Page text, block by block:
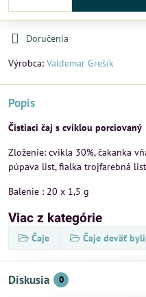
Doručenia
Výrobca: Valdemar Grešík
Popis
Čistiaci čaj s cviklou porciovaný
Zloženie: cvikla 30%, čakanka
púpava list, fialka trojfarebná
Balenie : 20 x 1,5 g
Viac z kategórie
Čaje Čaje deväť
Diskusia 0